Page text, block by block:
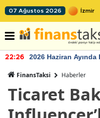
07 Ağustos 2026
22:26 2026 Haziran Ayında
FinansTaksi Haberler
Ticaret